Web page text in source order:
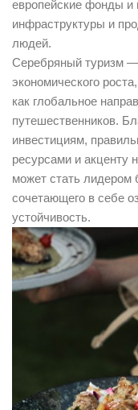
европейские фонды и
инфраструктуры и
людей.
Серебряный туризм —
экономического
как глобальное
путешественников.
инвестициям,
ресурсами и акценту
может стать лидером
сочетающего в себе
устойчивость.